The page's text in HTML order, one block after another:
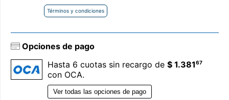
Términos y condiciones
Opciones de pago
Hasta 6 cuotas sin recargo de $ 1.38167
con OCA.
Ver todas las opciones de pago